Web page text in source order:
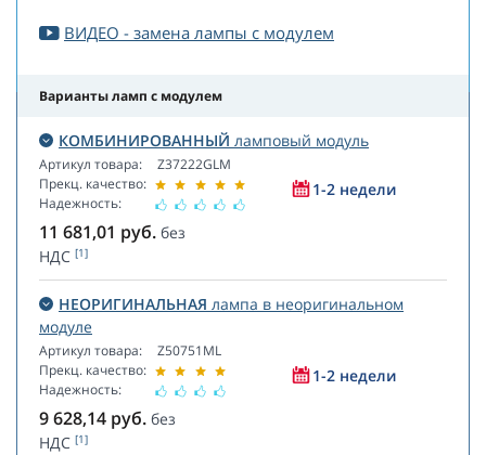
ВИДЕО - замена лампы с модулем
Варианты ламп с модулем
КОМБИНИРОВАННЫЙ ламповый модуль
Артикул товара:
Прекц. качество:
Надежность:
Z37222GLM
1-2 недели
11 681,01 руб. без
НДС [1]
НЕОРИГИНАЛЬНАЯ лампа в неоригинальном
модуле
Артикул товара:
Прекц. качество:
Надежность:
Z50751ML
1-2 недели
9 628,14 руб. без
НДС [1]